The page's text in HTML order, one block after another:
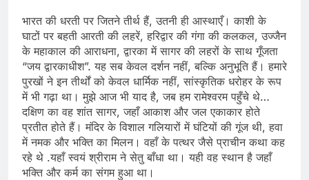
भारत की धरती पर जितने तीर्थ हैं, उतनी ही आस्थाएँ। काशी के
घाटों पर बहती आरती की लहरें, हरिद्वार की गंगा की कलकल, उज्जैन
के महाकाल की आराधना, द्वारका में सागर की लहरों के साथ गूँजता
“जय द्वारकाधीश”. यह सब केवल दर्शन नहीं, बल्कि अनुभूति हैं। हमारे
पुरखों ने इन तीर्थों को केवल धार्मिक नहीं, सांस्कृतिक धरोहर के रूप
में भी गढ़ा था। मुझे आज भी याद है, जब हम रामेश्वरम पहुँचे थे…
दक्षिण का वह शांत सागर, जहाँ आकाश और जल एकाकार होते
प्रतीत होते हैं। मंदिर के विशाल गलियारों में घंटियों की गूंज थी, हवा
में नमक और भक्ति का मिलन। वहाँ के पत्थर जैसे प्राचीन कथा कह
रहे थे .यहाँ स्वयं श्रीराम ने सेतु बाँधा था। यही वह स्थान है जहाँ
भक्ति और कर्म का संगम हुआ था।